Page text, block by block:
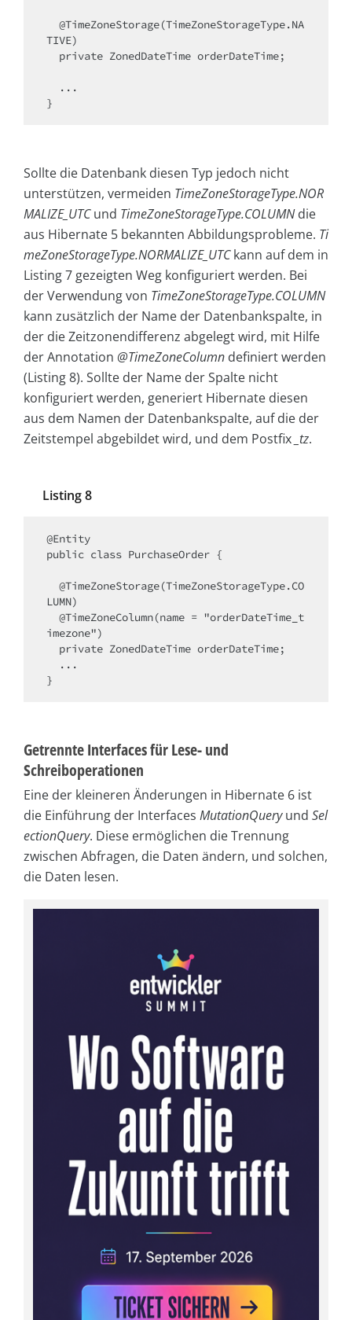
TIVE)
}
Sollte die Datenbank diesen Typ jedoch nicht
unterstützen, vermeiden TimeZoneStorageType.NOR
MALIZE_UTCund TimeZoneStorageType.COLUMNdie
aus Hibernate 5 bekannten Abbildungsprobleme. Ti
meZoneStorageType.NORMALIZE_UTCkann auf dem in
Listing 7 gezeigten Weg konfiguriert werden. Bei
der Verwendung von TimeZoneStorageType.COLUMN
kann zusätzlich der Name der Datenbankspalte, in
der die Zeitzonendifferenz abgelegt wird, mit Hilfe
der Annotation @TimeZoneColumn definiert werden
(Listing 8). Sollte der Name der Spalte nicht
konfiguriert werden, generiert Hibernate diesen
aus dem Namen der Datenbankspalte, auf die der
Zeitstempel abgebildet wird, und dem Postfix _tz.
Listing 8
@Entity
public class PurchaseOrder {
LUMN)
imezone")
}
Getrennte Interfaces für Lese- und
Schreiboperationen
Eine der kleineren Änderungen in Hibernate 6 ist
die Einführung der Interfaces MutationQueryund Sel
ectionQuery. Diese ermöglichen die Trennung
zwischen Abfragen, die Daten ändern, und solchen,
die Daten lesen.